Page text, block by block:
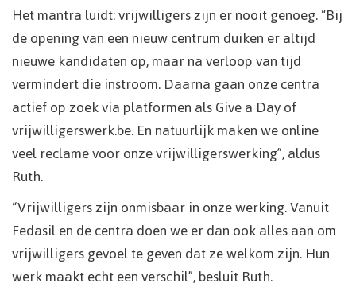
Het mantra luidt: vrijwilligers zijn er nooit genoeg. “Bij
de opening van een nieuw centrum duiken er altijd
nieuwe kandidaten op, maar na verloop van tijd
vermindert die instroom. Daarna gaan onze centra
actief op zoek via platformen als Give a Day of
vrijwilligerswerk.be. En natuurlijk maken we online
veel reclame voor onze vrijwilligerswerking”, aldus
Ruth.
“Vrijwilligers zijn onmisbaar in onze werking. Vanuit
Fedasil en de centra doen we er dan ook alles aan om
vrijwilligers gevoel te geven dat ze welkom zijn. Hun
werk maakt echt een verschil”, besluit Ruth.